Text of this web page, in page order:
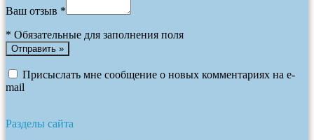
Ваш отзыв *
* Обязательные для заполнения поля
Присыслать мне сообщение о новых комментариях на e-
mail
Разделы сайта